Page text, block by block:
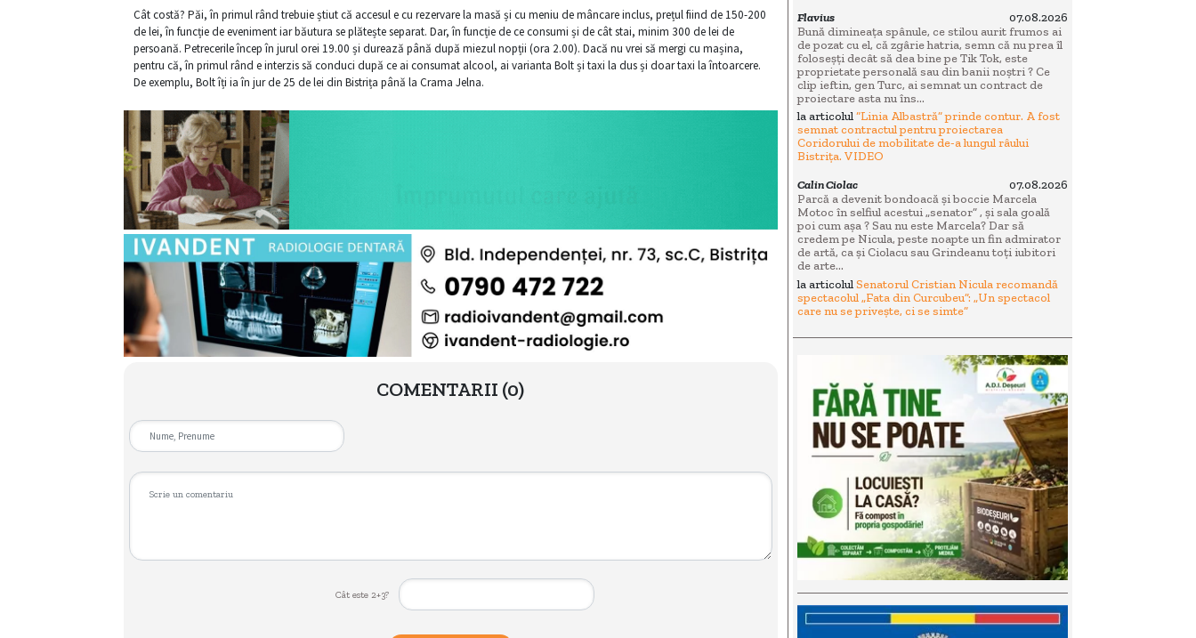
Cât costă? Păi, în primul rând trebuie știut că accesul e cu rezervare la masă și cu meniu de mâncare inclus, prețul fiind de 150-200
de lei, în funcție de eveniment iar băutura se plătește separat. Dar, în funcție de ce consumi și de cât stai, minim 300 de lei de
persoană. Petrecerile încep în jurul orei 19.00 și durează până după miezul nopții (ora 2.00). Dacă nu vrei să mergi cu mașina,
pentru că, în primul rând e interzis să conduci după ce ai consumat alcool, ai varianta Bolt și taxi la dus și doar taxi la întoarcere.
De exemplu, Bolt îți ia în jur de 25 de lei din Bistrița până la Crama Jelna.
COMENTARII (0)
Cât este 2+3?
Flavius
07.08.2026
Bună dimineața spânule, ce stilou aurit frumos ai
de pozat cu el, că zgârie hatria, semn că nu prea îl
foloseșți decât să dea bine pe Tik Tok, este
proprietate personală sau din banii noștri ? Ce
clip ieftin, gen Turc, ai semnat un contract de
proiectare asta nu îns...
la articolul“Linia Albastră” prinde contur. A fost
semnat contractul pentru proiectarea
Coridorului de mobilitate de-a lungul râului
Bistrița. VIDEO
Calin Ciolac
07.08.2026
Parcă a devenit bondoacă și boccie Marcela
Motoc în selfiul acestui „senator” , și sala goală
poi cum așa ? Sau nu este Marcela? Dar să
credem pe Nicula, peste noapte un fin admirator
de artă, ca și Ciolacu sau Grindeanu toți iubitori
de arte...
la articolulSenatorul Cristian Nicula recomandă
spectacolul „Fata din Curcubeu”: „Un spectacol
care nu se privește, ci se simte”